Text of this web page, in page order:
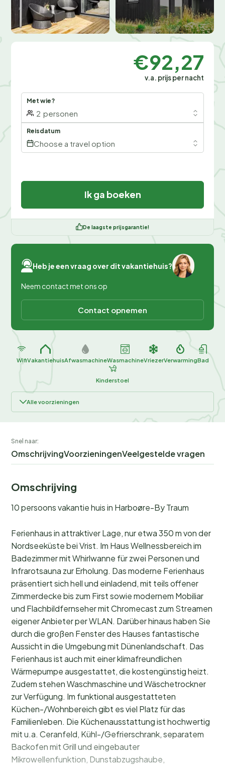
€92,27
v.a. prijs per nacht
Met wie?
2 personen
Reisdatum
Choose a travel option
Ik ga boeken
De laagste prijsgarantie!
Heb je een vraag over dit vakantiehuis?
Neem contact met ons op
Contact opnemen
WifiVakantiehuisAfwasmachineWasmachineVriezerVerwarmingBad
Kinderstoel
Alle voorzieningen
Snel naar:
OmschrijvingVoorzieningenVeelgestelde vragen
Omschrijving
10 persoons vakantie huis in Harboøre-By Traum
Ferienhaus in attraktiver Lage, nur etwa 350 m von der
Nordseeküste bei Vrist. Im Haus Wellnessbereich im
Badezimmer mit Whirlwanne für zwei Personen und
Infrarotsauna zur Erholung. Das moderne Ferienhaus
präsentiert sich hell und einladend, mit teils offener
Zimmerdecke bis zum First sowie modernem Mobiliar
und Flachbildfernseher mit Chromecast zum Streamen
eigener Anbieter per WLAN. Darüber hinaus haben Sie
durch die großen Fenster des Hauses fantastische
Aussicht in die Umgebung mit Dünenlandschaft. Das
Ferienhaus ist auch mit einer klimafreundlichen
Wärmepumpe ausgestattet, die kostengünstig heizt.
Zudem stehen Waschmaschine und Wäschetrockner
zur Verfügung. Im funktional ausgestatteten
Küchen-/Wohnbereich gibt es viel Platz für das
Familienleben. Die Küchenausstattung ist hochwertig
mit u.a. Ceranfeld, Kühl-/Gefrierschrank, separatem
Backofen mit Grill und eingebauter
Mikrowellenfunktion, Dunstabzugshaube,